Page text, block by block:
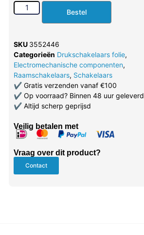
Bestel
SKU 3552446
Categorieën Drukschakelaars folie,
Electromechanische componenten,
Raamschakelaars, Schakelaars
✔Gratis verzenden vanaf €100
✔Op voorraad? Binnen 48 uur geleverd
✔Altijd scherp geprijsd
Veilig betalen met
Vraag over dit product?
Contact